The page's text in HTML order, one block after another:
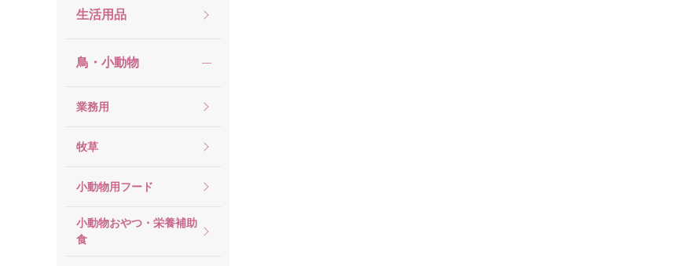
生活用品
鳥・小動物
業務用
牧草
小動物用フード
小動物おやつ・栄養補助
食